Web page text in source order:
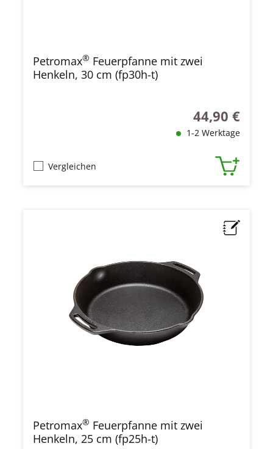
Petromax® Feuerpfanne mit zwei
Henkeln, 30 cm (fp30h-t)
Regulärer Preis:
44,90 €
1-2 Werktage
Vergleichen
Petromax® Feuerpfanne mit zwei
Henkeln, 25 cm (fp25h-t)